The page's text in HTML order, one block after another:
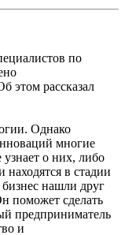
по
этом рассказал
Однако
многие
узнает о них, либо
находятся в стадии
нашли друг
поможет сделать
предприниматель
и